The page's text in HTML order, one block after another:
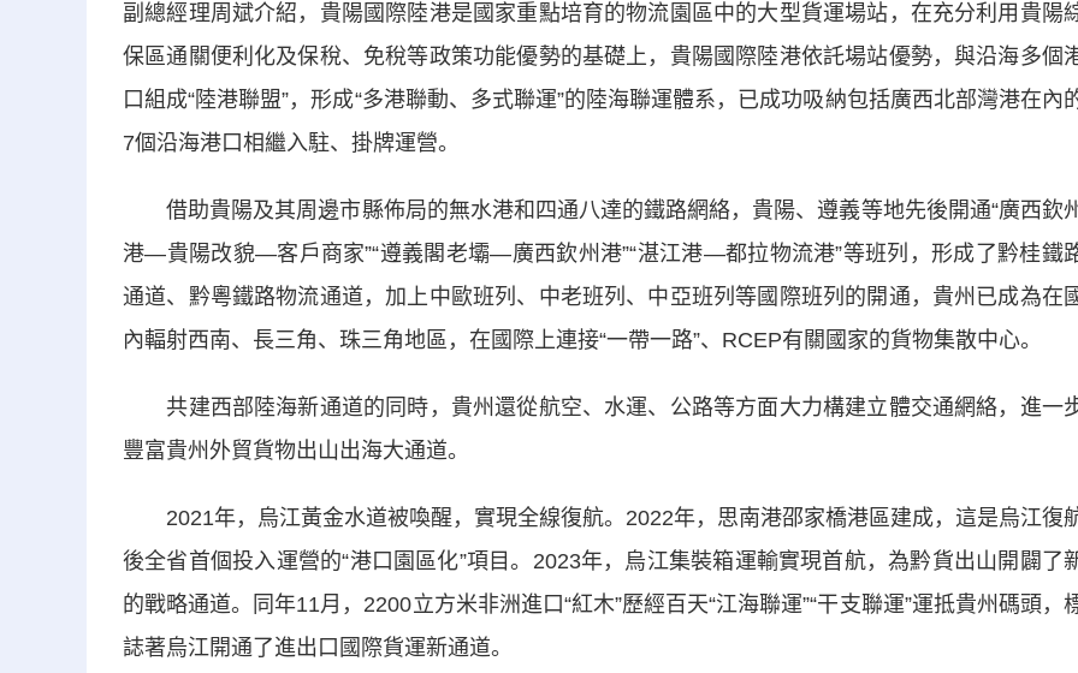
副總經理周斌介紹，貴陽國際陸港是國家重點培育的物流園區中的大型貨運場站，在充分利用貴陽
保區通關便利化及保稅、免稅等政策功能優勢的基礎上，貴陽國際陸港依託場站優勢，與沿海多個
口組成“陸港聯盟”，形成“多港聯動、多式聯運”的陸海聯運體系，已成功吸納包括廣西北部灣港在內
7個沿海港口相繼入駐、掛牌運營。
借助貴陽及其周邊市縣佈局的無水港和四通八達的鐵路網絡，貴陽、遵義等地先後開通“廣西欽
港—貴陽改貌—客戶商家”“遵義閣老壩—廣西欽州港”“湛江港—都拉物流港”等班列，形成了黔桂鐵
通道、黔粵鐵路物流通道，加上中歐班列、中老班列、中亞班列等國際班列的開通，貴州已成為在
內輻射西南、長三角、珠三角地區，在國際上連接“一帶一路”、RCEP有關國家的貨物集散中心。
共建西部陸海新通道的同時，貴州還從航空、水運、公路等方面大力構建立體交通網絡，進一
豐富貴州外貿貨物出山出海大通道。
2021年，烏江黃金水道被喚醒，實現全線復航。2022年，思南港邵家橋港區建成，這是烏江復
後全省首個投入運營的“港口園區化”項目。2023年，烏江集裝箱運輸實現首航，為黔貨出山開闢了
的戰略通道。同年11月，2200立方米非洲進口“紅木”歷經百天“江海聯運”“干支聯運”運抵貴州碼頭，
誌著烏江開通了進出口國際貨運新通道。